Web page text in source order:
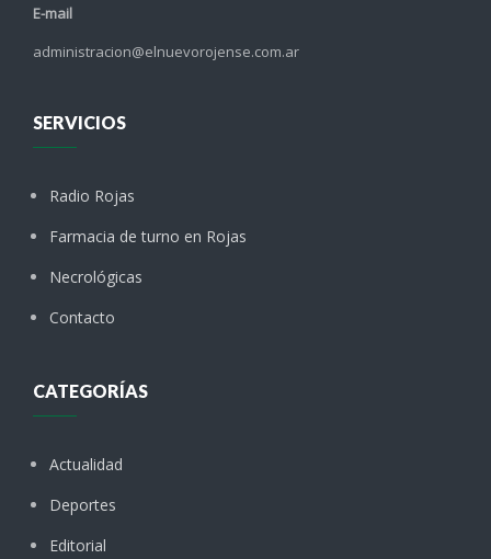
E-mail
administracion@elnuevorojense.com.ar
SERVICIOS
Radio Rojas
Farmacia de turno en Rojas
Necrológicas
Contacto
CATEGORÍAS
Actualidad
Deportes
Editorial